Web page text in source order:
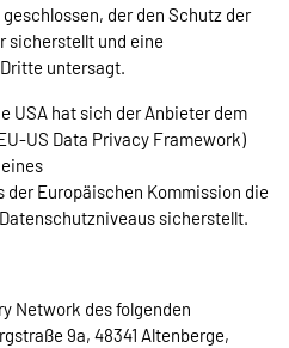
der den Schutz der
sicherstellt und eine
untersagt.
USA hat sich der Anbieter dem
US Data Privacy Framework)
Europäischen Kommission die
sicherstellt.
Network des folgenden
9a, 48341 Altenberge,